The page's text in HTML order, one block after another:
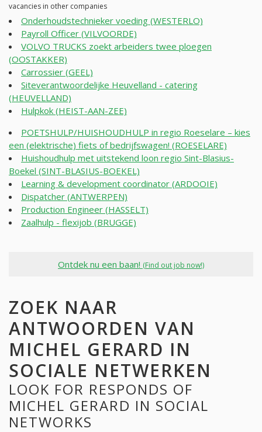
vacancies in other companies
Onderhoudstechnieker voeding (WESTERLO)
Payroll Officer (VILVOORDE)
VOLVO TRUCKS zoekt arbeiders twee ploegen
(OOSTAKKER)
Carrossier (GEEL)
Siteverantwoordelijke Heuvelland - catering
(HEUVELLAND)
Hulpkok (HEIST-AAN-ZEE)
POETSHULP/HUISHOUDHULP in regio Roeselare – kies
een (elektrische) fiets of bedrijfswagen! (ROESELARE)
Huishoudhulp met uitstekend loon regio Sint-Blasius-
Boekel (SINT-BLASIUS-BOEKEL)
Learning & development coordinator (ARDOOIE)
Dispatcher (ANTWERPEN)
Production Engineer (HASSELT)
Zaalhulp - flexijob (BRUGGE)
Ontdek nu een baan! (Find out job now!)
ZOEK NAAR
ANTWOORDEN VAN
MICHEL GERARD IN
SOCIALE NETWERKEN
LOOK FOR RESPONDS OF
MICHEL GERARD IN SOCIAL
NETWORKS